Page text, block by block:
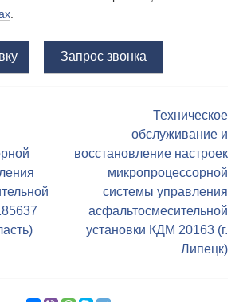
Запрос звонка
Техническое
обслуживание и
восстановление настроек
микропроцессорной
системы управления
асфальтосмесительной
установки КДМ 20163 (г.
Липецк)